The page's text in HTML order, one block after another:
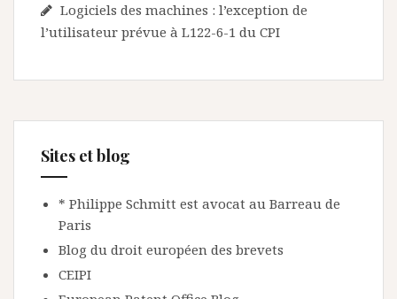
Logiciels des machines : l’exception de
l’utilisateur prévue à L122-6-1 du CPI
Sites et blog
* Philippe Schmitt est avocat au Barreau de
Paris
Blog du droit européen des brevets
CEIPI